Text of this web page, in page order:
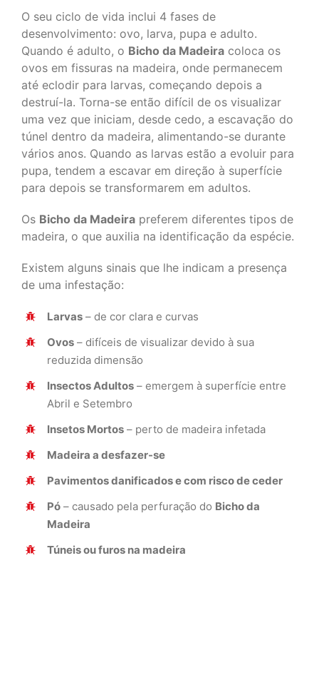
O seu ciclo de vida inclui 4 fases de
desenvolvimento: ovo, larva, pupa e adulto.
Quando é adulto, o Bicho da Madeira coloca os
ovos em fissuras na madeira, onde permanecem
até eclodir para larvas, começando depois a
destruí-la. Torna-se então difícil de os visualizar
uma vez que iniciam, desde cedo, a escavação do
túnel dentro da madeira, alimentando-se durante
vários anos. Quando as larvas estão a evoluir para
pupa, tendem a escavar em direção à superfície
para depois se transformarem em adultos.
Os Bicho da Madeira preferem diferentes tipos de
madeira, o que auxilia na identificação da espécie.
Existem alguns sinais que lhe indicam a presença
de uma infestação:
Larvas – de cor clara e curvas
Ovos – difíceis de visualizar devido à sua
reduzida dimensão
Insectos Adultos – emergem à superfície entre
Abril e Setembro
Insetos Mortos – perto de madeira infetada
Madeira a desfazer-se
Pavimentos danificados e com risco de ceder
Pó – causado pela perfuração do Bicho da
Madeira
Túneis ou furos na madeira